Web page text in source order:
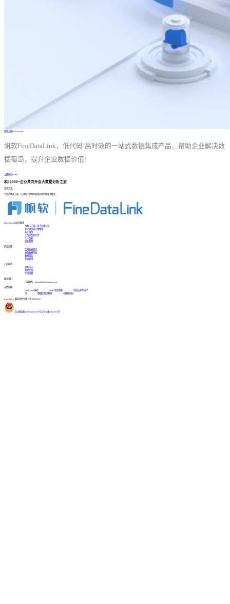
免费试用FineDataLink
帆软FineDataLink，低代码/高时效的一站式数据集成产品，帮助企业解决数
据孤岛，提升企业数据价值！
立即体验Demo
和30000+企业共同开启大数据分析之旅
咨询方案
专业的解决方案、先进的产品帮您实现业务的爆发式增长
FineDataLink标杆案例
台晶（宁波）电子有限公司
某交通高速公路集团
浙江国贸
江西中医药大学
三一重机
更多案例
产品功能
实时数据同步
高效数据开发
数据服务
系统管理
产品动态
更新日志
帮助文档
学习视频
联系我们
市场合作：finedatalink@fanruan.com
友情链接
FineReport报表
FineBI商业智能
简道云零代码平
台
数据库知识教程 BI数据分析
Copyright © 帆软软件有限公司 2015-2026
苏公网安备32020502001567号 苏ICP备18065767号